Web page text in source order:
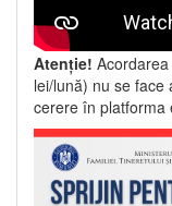
Atenție!
lei/lună) nu se face
cerere în platforma